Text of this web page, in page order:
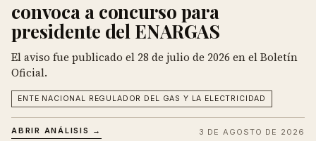
convoca a concurso para
presidente del ENARGAS
El aviso fue publicado el 28 de julio de 2026 en el Boletín
Oficial.
ENTE NACIONAL REGULADOR DEL GAS Y LA ELECTRICIDAD
ABRIR ANÁLISIS → 3 DE AGOSTO DE 2026